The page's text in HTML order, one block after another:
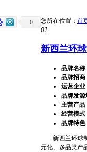
0 您所在位置： 首
01
新西兰环
品牌名称
品牌招商
运营企业
品牌发源
主营产品
经营模式
品牌特色
新西兰环球制
元化、多品类产